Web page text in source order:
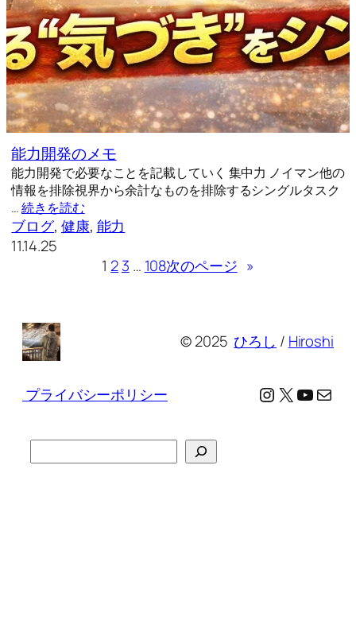
能力開発のメモ
能力開発で必要なことを記載していく 集中力 ノイマン他の
情報を排除視界から余計なものを排除するシングルタスク
…続きを読む
ブログ, 健康, 能力
11.14.25
1 23 … 108次のページ »
© 2025ひろし / Hiroshi
プライバシーポリシー Instagram
X メール
索